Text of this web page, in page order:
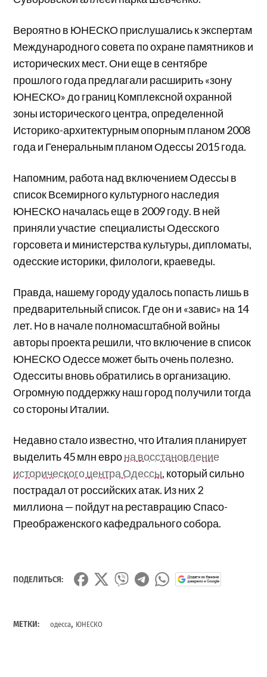
Вероятно в ЮНЕСКО прислушались к экспертам
Международного совета по охране памятников и
исторических мест. Они еще в сентябре
прошлого года предлагали расширить «зону
ЮНЕСКО» до границ Комплексной охранной
зоны исторического центра, определенной
Историко-архитектурным опорным планом 2008
года и Генеральным планом Одессы 2015 года.
Напомним, работа над включением Одессы в
список Всемирного культурного наследия
ЮНЕСКО началась еще в 2009 году. В ней
приняли участие специалисты Одесского
горсовета и министерства культуры, дипломаты,
одесские историки, филологи, краеведы.
Правда, нашему городу удалось попасть лишь в
предварительный список. Где он и «завис» на 14
лет. Но в начале полномасштабной войны
авторы проекта решили, что включение в список
ЮНЕСКО Одессе может быть очень полезно.
Одесситы вновь обратились в организацию.
Огромную поддержку наш город получили тогда
со стороны Италии.
Недавно стало известно, что Италия планирует
выделить 45 млн еврона восстановление
исторического центра Одессы, который сильно
пострадал от российских атак. Из них 2
миллиона — пойдут на реставрацию Спасо-
Преображенского кафедрального собора.
ПОДЕЛИТЬСЯ:
МЕТКИ: одесса, ЮНЕСКО